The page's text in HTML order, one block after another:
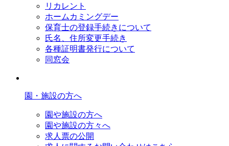
リカレント
ホームカミングデー
保育士の登録手続きについて
氏名、住所変更手続き
各種証明書発行について
同窓会
園・施設の方へ
園や施設の方へ
園や施設の方々へ
求人票の公開